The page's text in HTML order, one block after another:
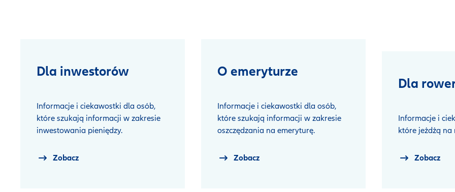
Dla inwestorów
Informacje i ciekawostki dla osób,
które szukają informacji w zakresie
inwestowania pieniędzy.
Zobacz
O emeryturze
Informacje i ciekawostki dla osób,
które szukają informacji w zakresie
oszczędzania na emeryturę.
Zobacz
Dla
Informacje i
które jeżdżą na
Zobacz